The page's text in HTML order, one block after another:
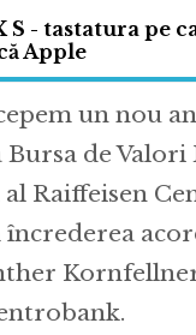
S - tastatura pe
Apple
un nou
de Valori
Raiffeisen